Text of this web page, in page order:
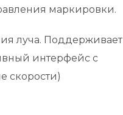
маркировки.
луча. Поддерживает
интерфейс с
скорости)